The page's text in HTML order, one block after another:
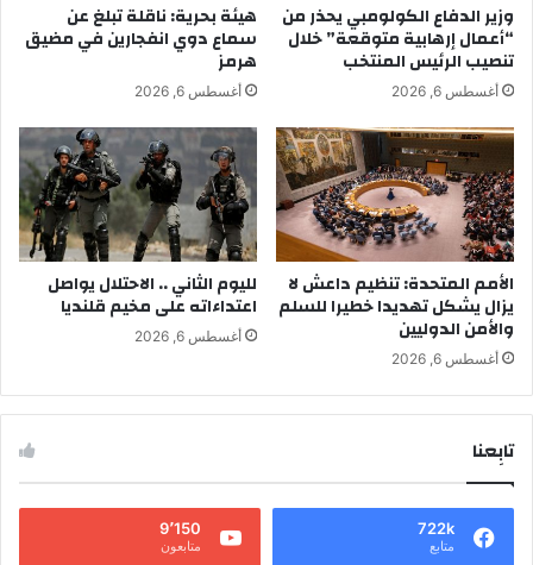
وزير الدفاع الكولومبي يحذر من
“أعمال إرهابية متوقعة” خلال
تنصيب الرئيس المنتخب
أغسطس 6, 2026
هيئة بحرية: ناقلة تبلغ عن
سماع دوي انفجارين في مضيق
هرمز
أغسطس 6, 2026
الأمم المتحدة: تنظيم داعش لا
يزال يشكل تهديدا خطيرا للسلم
والأمن الدوليين
أغسطس 6, 2026
لليوم الثاني .. الاحتلال يواصل
اعتداءاته على مخيم قلنديا
أغسطس 6, 2026
تابِعنا
722k
متابع
9٬150
متابعون